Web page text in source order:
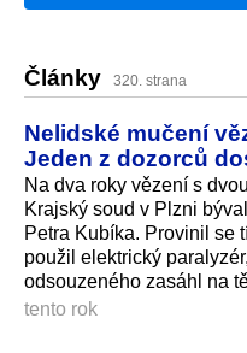
Články 320. strana
Nelidské mučení
Jeden z dozorců
Na dva roky vězení s
Krajský soud v Plzni
Petra Kubíka. Provinil se
použil elektrický
odsouzeného zasáhl na
tento rok